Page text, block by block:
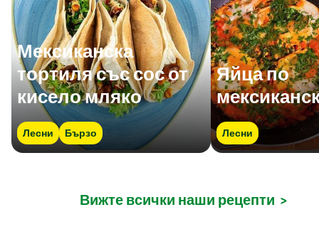
Мексиканска
тортиля със сос от
кисело мляко
Лесни Бързо
Яйца по
Лесни
Вижте всички наши рецепти >